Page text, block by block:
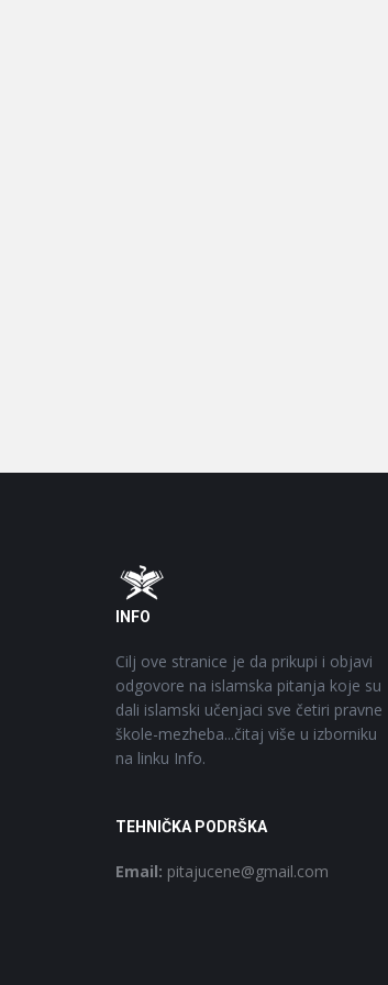
Footer
INFO
Cilj ove stranice je da prikupi i objavi
odgovore na islamska pitanja koje su
dali islamski učenjaci sve četiri pravne
škole-mezheba...čitaj više u izborniku
na linku Info.
TEHNIČKA PODRŠKA
Email: pitajucene@gmail.com